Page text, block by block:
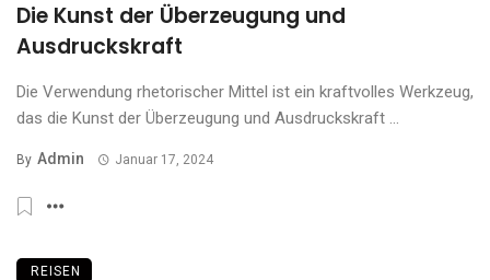
Die Kunst der Überzeugung und
Ausdruckskraft
Die Verwendung rhetorischer Mittel ist ein kraftvolles Werkzeug,
das die Kunst der Überzeugung und Ausdruckskraft ...
By Admin Januar 17, 2024
REISEN